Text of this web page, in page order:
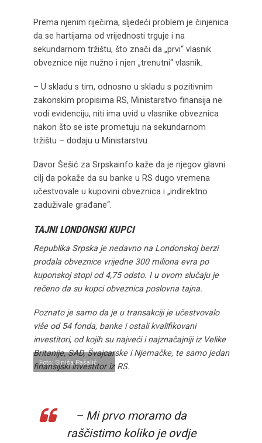
Prema njenim riječima, sljedeći problem je činjenica
da se hartijama od vrijednosti trguje i na
sekundarnom tržištu, što znači da „prvi“ vlasnik
obveznice nije nužno i njen „trenutni“ vlasnik.
– U skladu s tim, odnosno u skladu s pozitivnim
zakonskim propisima RS, Ministarstvo finansija ne
vodi evidenciju, niti ima uvid u vlasnike obveznica
nakon što se iste prometuju na sekundarnom
tržištu – dodaju u Ministarstvu.
Davor Šešić za Srpskainfo kaže da je njegov glavni
cilj da pokaže da su banke u RS dugo vremena
učestvovale u kupovini obveznica i „indirektno
zaduživale građane“.
TAJNI LONDONSKI KUPCI
Republika Srpska je nedavno na Londonskoj berzi
prodala obveznice vrijedne 300 miliona evra po
kuponskoj stopi od 4,75 odsto. I u ovom slučaju je
rečeno da su kupci obveznica poslovna tajna.
Poznato je samo da je u transakciji je učestvovalo
više od 54 fonda, banke i ostali kvalifikovani
investitori, od kojih su najveći i najznačajniji iz Velike
Britanije, SAD, Švajcarske i Njemačke, te samo jedan
finansijski investitor iz RS.
Foto: Siniša Pašalić
– Mi prvo moramo da
raščistimo koliko je ovdje